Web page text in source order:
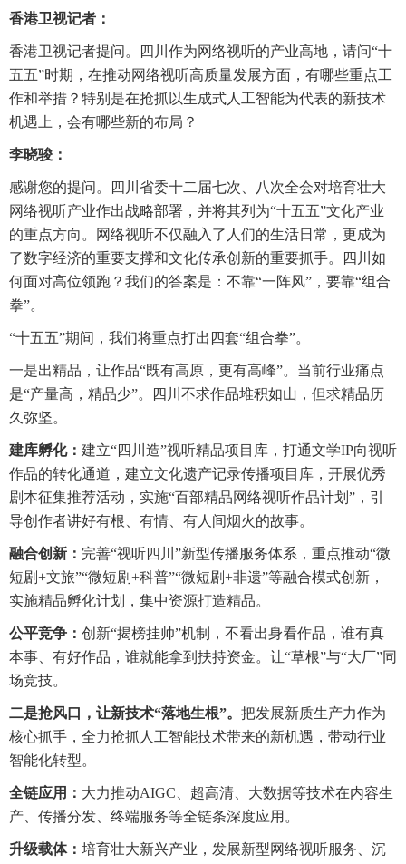
香港卫视记者：
香港卫视记者提问。四川作为网络视听的产业高地，请问“十
五五”时期，在推动网络视听高质量发展方面，有哪些重点工
作和举措？特别是在抢抓以生成式人工智能为代表的新技术
机遇上，会有哪些新的布局？
李晓骏：
感谢您的提问。四川省委十二届七次、八次全会对培育壮大
网络视听产业作出战略部署，并将其列为“十五五”文化产业
的重点方向。网络视听不仅融入了人们的生活日常，更成为
了数字经济的重要支撑和文化传承创新的重要抓手。四川如
何面对高位领跑？我们的答案是：不靠“一阵风”，要靠“组合
拳”。
“十五五”期间，我们将重点打出四套“组合拳”。
一是出精品，让作品“既有高原，更有高峰”。当前行业痛点
是“产量高，精品少”。四川不求作品堆积如山，但求精品历
久弥坚。
建库孵化： 建立“四川造”视听精品项目库，打通文学IP向视听
作品的转化通道，建立文化遗产记录传播项目库，开展优秀
剧本征集推荐活动，实施“百部精品网络视听作品计划”，引
导创作者讲好有根、有情、有人间烟火的故事。
融合创新： 完善“视听四川”新型传播服务体系，重点推动“微
短剧+文旅”“微短剧+科普”“微短剧+非遗”等融合模式创新，
实施精品孵化计划，集中资源打造精品。
公平竞争： 创新“揭榜挂帅”机制，不看出身看作品，谁有真
本事、有好作品，谁就能拿到扶持资金。让“草根”与“大厂”同
场竞技。
二是抢风口，让新技术“落地生根”。 把发展新质生产力作为
核心抓手，全力抢抓人工智能技术带来的新机遇，带动行业
智能化转型。
全链应用： 大力推动AIGC、超高清、大数据等技术在内容生
产、传播分发、终端服务等全链条深度应用。
升级载体： 培育壮大新兴产业，发展新型网络视听服务、沉